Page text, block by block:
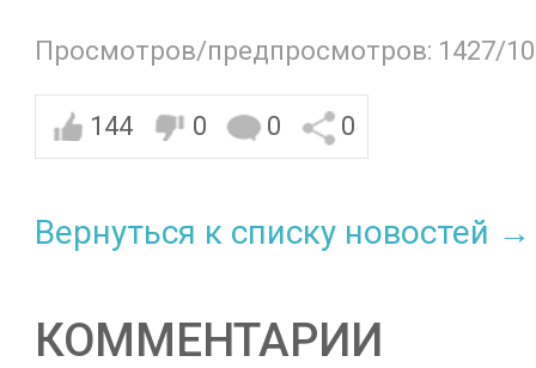
Просмотров/предпросмотров: 1427/
144 0 0 0
Вернуться к списку новостей →
КОММЕНТАРИИ